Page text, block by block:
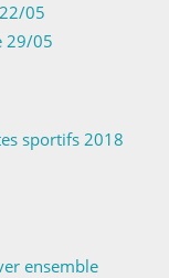
05
29/05
sportifs 2018
ensemble